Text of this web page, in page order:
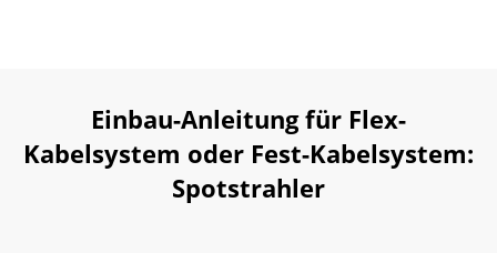
Einbau-Anleitung für Flex-
Kabelsystem oder Fest-Kabelsystem:
Spotstrahler